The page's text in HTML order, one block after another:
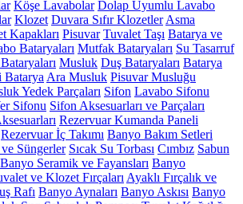
Köşe Lavabolar Dolap Uyumlu Lavabo
Klozet Duvara Sıfır Klozetler Asma
Kapakları Pisuvar Tuvalet Taşı Batarya ve
Bataryaları Mutfak Bataryaları Su Tasarruf
Musluk Duş Bataryaları Batarya
Batarya Ara Musluk Pisuvar Musluğu
Yedek Parçaları Sifon Lavabo Sifonu
Sifonu Sifon Aksesuarları ve Parçaları
Rezervuar Kumanda Paneli
Rezervuar İç Takımı Banyo Bakım Setleri
Süngerler Sıcak Su Torbası Cımbız Sabun
Banyo Seramik ve Fayansları Banyo
ve Klozet Fırçaları Ayaklı Fırçalık ve
Rafı Banyo Aynaları Banyo Askısı Banyo